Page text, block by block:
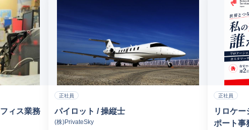
ィス業務
正社員
パイロット / 操縦士
(株)PrivateSky
正社員
リロケ
ポート事